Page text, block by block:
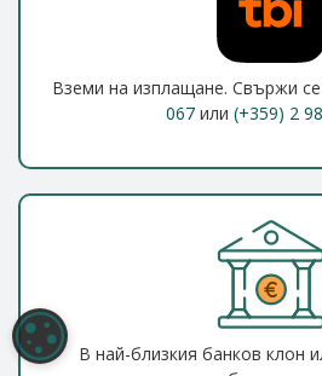
Вземи на изплащане. Свържи се
067 или (+359) 2
В най-близкия банков клон
НАСТРОЙКИ НА